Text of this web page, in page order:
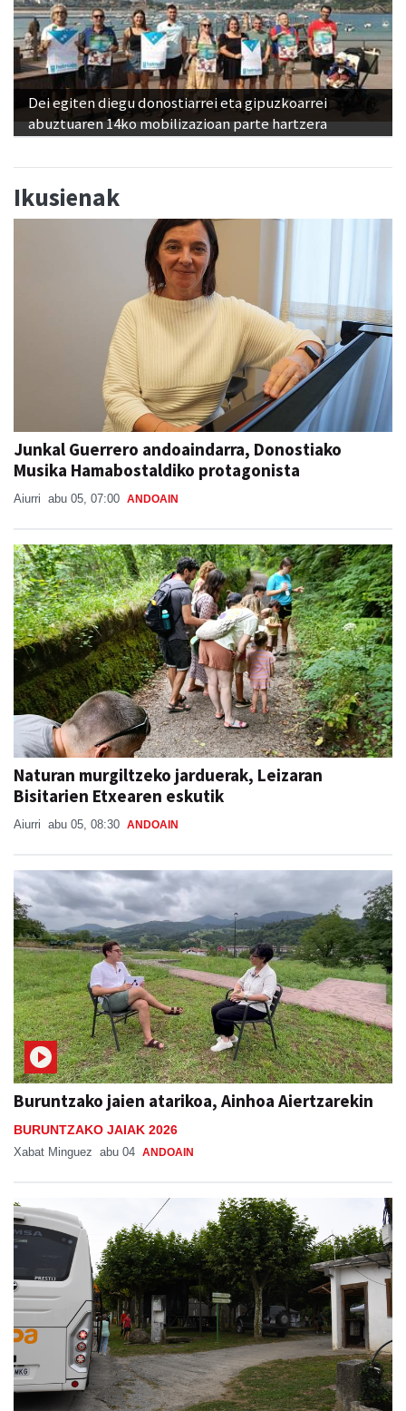
Dei egiten diegu donostiarrei eta gipuzkoarrei
abuztuaren 14ko mobilizazioan parte hartzera
Ikusienak
Junkal Guerrero andoaindarra, Donostiako
Musika Hamabostaldiko protagonista
Aiurri abu 05, 07:00 ANDOAIN
Naturan murgiltzeko jarduerak, Leizaran
Bisitarien Etxearen eskutik
Aiurri abu 05, 08:30 ANDOAIN
Buruntzako jaien atarikoa, Ainhoa Aiertzarekin
BURUNTZAKO JAIAK 2026
Xabat Minguez abu 04 ANDOAIN